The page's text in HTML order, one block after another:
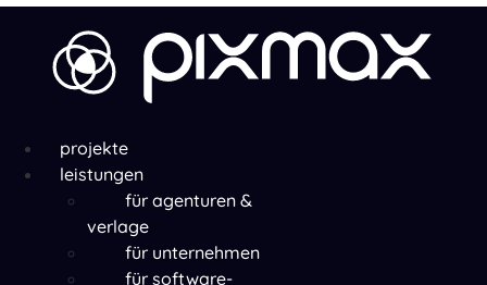
Menü
projekte
leistungen
für agenturen &
verlage
für unternehmen
für software-